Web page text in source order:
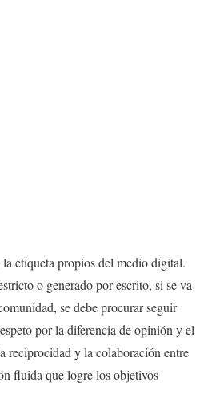
etiqueta propios del medio digital.
o generado por escrito, si se va
se debe procurar seguir
por la diferencia de opinión y el
reciprocidad y la colaboración entre
fluida que logre los objetivos